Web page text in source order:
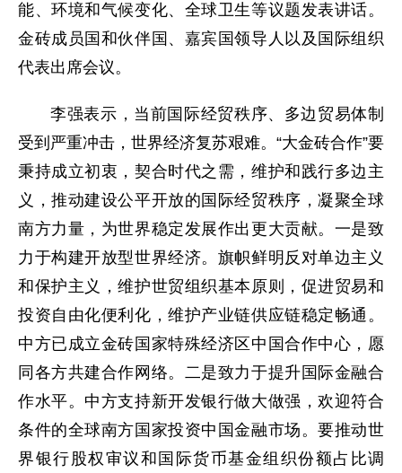
能、环境和气候变化、全球卫生等议题发表讲话。
金砖成员国和伙伴国、嘉宾国领导人以及国际组织
代表出席会议。
李强表示，当前国际经贸秩序、多边贸易体制
受到严重冲击，世界经济复苏艰难。“大金砖合作”要
秉持成立初衷，契合时代之需，维护和践行多边主
义，推动建设公平开放的国际经贸秩序，凝聚全球
南方力量，为世界稳定发展作出更大贡献。一是致
力于构建开放型世界经济。旗帜鲜明反对单边主义
和保护主义，维护世贸组织基本原则，促进贸易和
投资自由化便利化，维护产业链供应链稳定畅通。
中方已成立金砖国家特殊经济区中国合作中心，愿
同各方共建合作网络。二是致力于提升国际金融合
作水平。中方支持新开发银行做大做强，欢迎符合
条件的全球南方国家投资中国金融市场。要推动世
界银行股权审议和国际货币基金组织份额占比调